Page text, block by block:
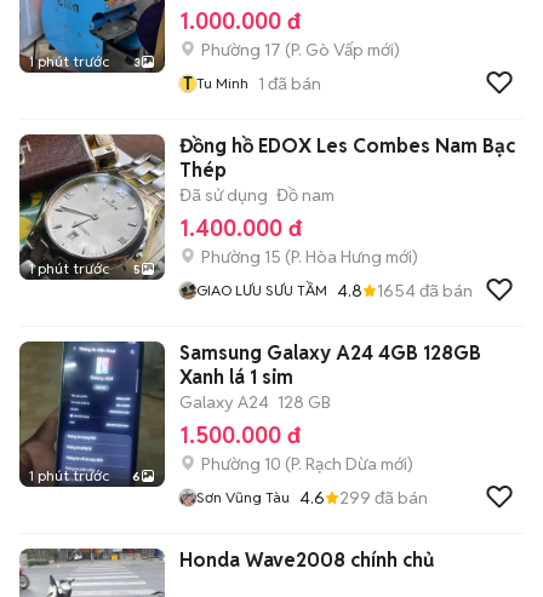
1 phút trước 3
1.000.000 đ
Phường 17 (P. Gò Vấp mới)
T Tu Minh 1 đã bán
1 phút trước 5
Đồng hồ EDOX Les Combes Nam Bạc
Thép
Đã sử dụng Đồ nam
1.400.000 đ
Phường 15 (P. Hòa Hưng mới)
GIAO LƯU SƯU TẦM 4.8 1654đã bán
1 phút trước 6
Samsung Galaxy A24 4GB 128GB
Xanh lá 1 sim
Galaxy A24 128 GB
1.500.000 đ
Phường 10 (P. Rạch Dừa mới)
Sơn Vũng Tàu 4.6 299 đã bán
Honda Wave2008 chính chủ